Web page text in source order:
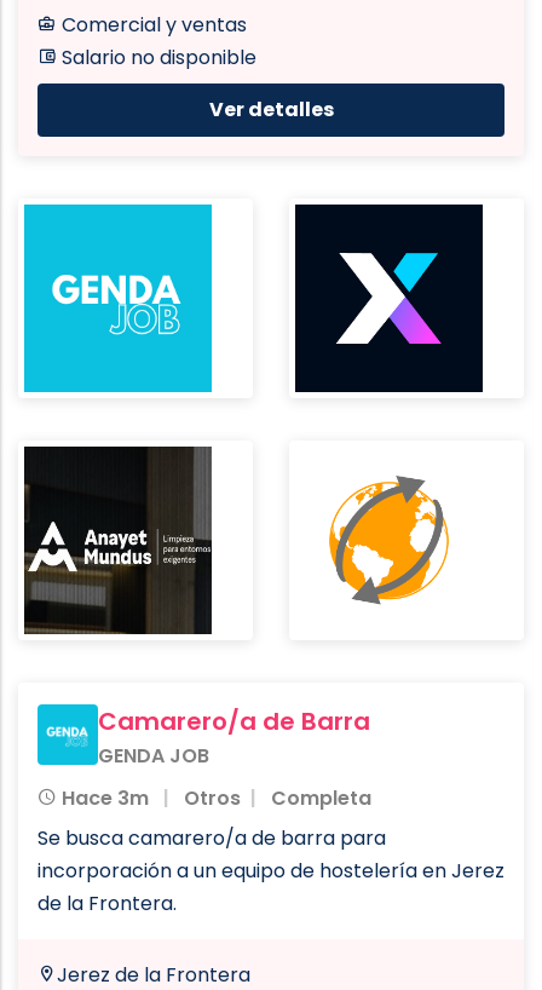
Comercial y ventas
Salario no disponible
Ver detalles
Camarero/a de Barra
GENDA JOB
Hace 3m
Otros
Completa
Se busca camarero/a de barra para
incorporación a un equipo de hostelería en Jerez
de la Frontera.
Jerez de la Frontera